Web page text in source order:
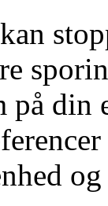
på din